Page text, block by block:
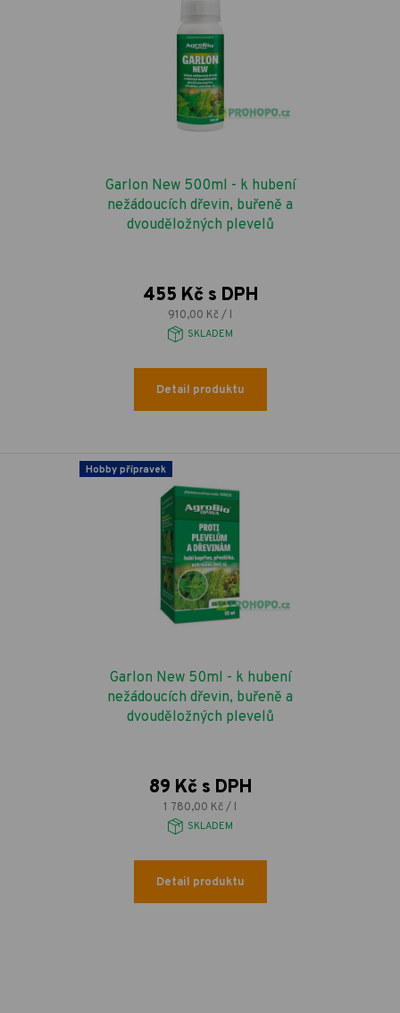
Garlon New 500ml - k hubení
nežádoucích dřevin, buřeně a
dvouděložných plevelů
455 Kč s DPH
910,00 Kč / l
SKLADEM
Detail produktu
Hobby přípravek
Garlon New 50ml - k hubení
nežádoucích dřevin, buřeně a
dvouděložných plevelů
89 Kč s DPH
1 780,00 Kč / l
SKLADEM
Detail produktu